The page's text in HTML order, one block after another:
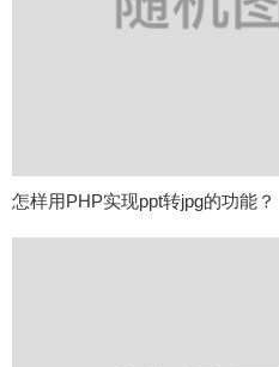
怎样用PHP实现ppt转jpg的功能？